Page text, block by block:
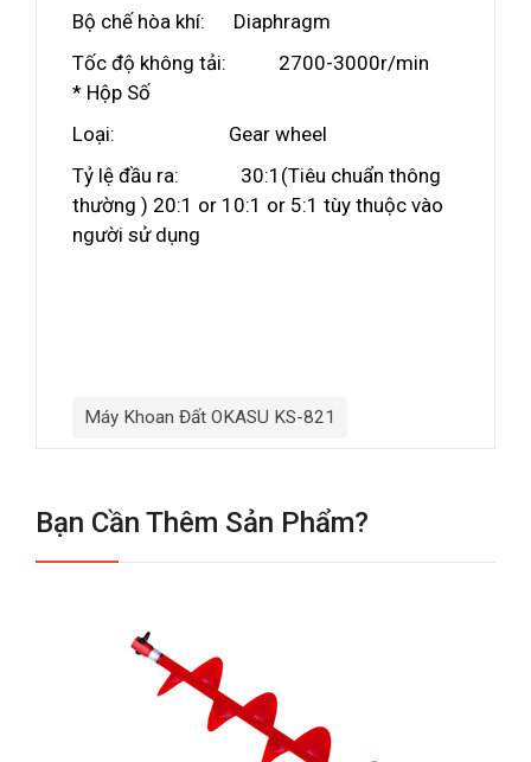
Bộ chế hòa khí: Diaphragm
Tốc độ không tải: 2700-3000r/min
* Hộp Số
Loại: Gear wheel
Tỷ lệ đầu ra: 30:1(Tiêu chuẩn thông
thường ) 20:1 or 10:1 or 5:1 tùy thuộc vào
người sử dụng
Máy Khoan Đất OKASU KS-821
Bạn Cần Thêm Sản Phẩm?